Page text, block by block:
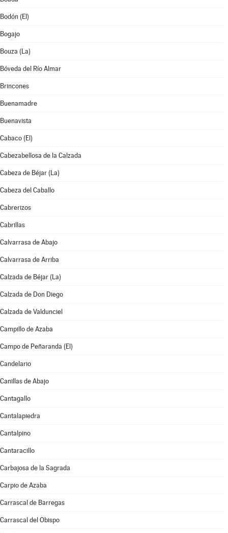
Bodón (El)
Bogajo
Bouza (La)
Bóveda del Río Almar
Brincones
Buenamadre
Buenavista
Cabaco (El)
Cabezabellosa de la Calzada
Cabeza de Béjar (La)
Cabeza del Caballo
Cabrerizos
Cabrillas
Calvarrasa de Abajo
Calvarrasa de Arriba
Calzada de Béjar (La)
Calzada de Don Diego
Calzada de Valdunciel
Campillo de Azaba
Campo de Peñaranda (El)
Candelario
Canillas de Abajo
Cantagallo
Cantalapiedra
Cantalpino
Cantaracillo
Carbajosa de la Sagrada
Carpio de Azaba
Carrascal de Barregas
Carrascal del Obispo